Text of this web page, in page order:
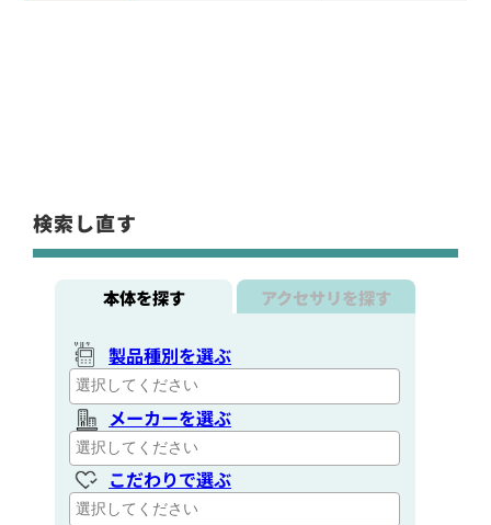
検索し直す
本体を探す アクセサリを探す
製品種別を選ぶ
メーカーを選ぶ
こだわりで選ぶ